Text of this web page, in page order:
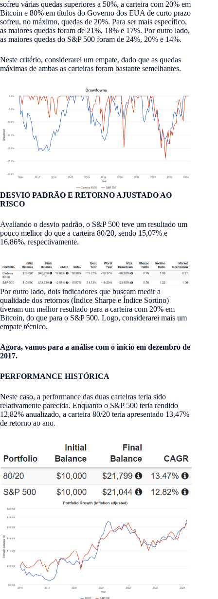
sofreu várias quedas superiores a 50%, a carteira com 20% em
Bitcoin e 80% em títulos do Governo dos EUA de curto prazo
sofreu, no máximo, quedas de 20%. Para ser mais específico,
as maiores quedas foram de 21%, 18% e 17%. Por outro lado,
as maiores quedas do S&P 500 foram de 24%, 20% e 14%.
Neste critério, considerarei um empate, dado que as quedas
máximas de ambas as carteiras foram bastante semelhantes.
DESVIO PADRÃO E RETORNO AJUSTADO AO
RISCO
Avaliando o desvio padrão, o S&P 500 teve um resultado um
pouco melhor do que a carteira 80/20, sendo 15,07% e
16,86%, respectivamente.
Por outro lado, dois indicadores que buscam medir a
qualidade dos retornos (Índice Sharpe e Índice Sortino)
tiveram um melhor resultado para a carteira com 20% em
Bitcoin, do que para o S&P 500. Logo, considerarei mais um
empate técnico.
Agora, vamos para a análise com o início em dezembro de
2017.
PERFORMANCE HISTÓRICA
Neste caso, a performance das duas carteiras teria sido
relativamente parecida. Enquanto o S&P 500 teria rendido
12,82% anualizado, a carteira 80/20 teria apresentado 13,47%
de retorno ao ano.